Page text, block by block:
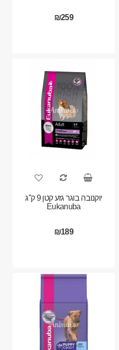
₪259
יוקנובה בוגר גזע קטן 9 ק''ג
Eukanuba
₪189